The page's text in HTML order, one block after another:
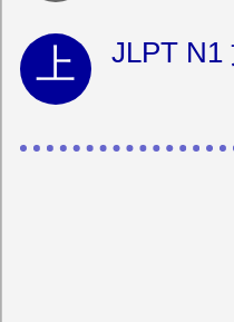
JLPT N1